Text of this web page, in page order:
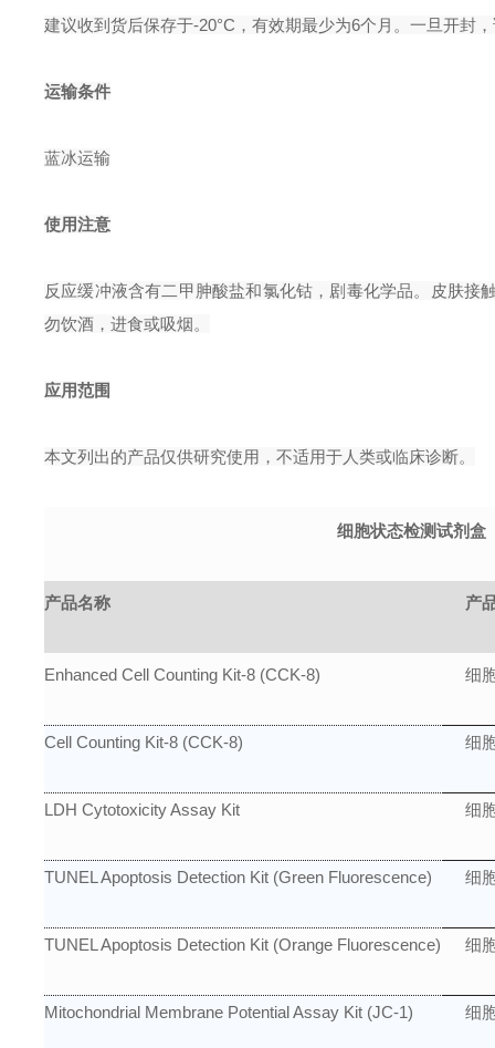
建议收到货后保存于-20°C，有效期最少为6个月。一旦开封
运输条件
蓝冰运输
使用注意
反应缓冲液含有二甲胂酸盐和氯化钴，剧毒化学品。皮肤
勿饮酒，进食或吸烟。
应用范围
本文列出的产品仅供研究使用，不适用于人类或临床诊断。
细胞状态检测试剂盒
产品名称 产
Enhanced Cell Counting Kit-8 (CCK-8) 细
Cell Counting Kit-8 (CCK-8) 细
LDH Cytotoxicity Assay Kit 细
TUNEL Apoptosis Detection Kit (Green Fluorescence) 细
TUNEL Apoptosis Detection Kit (Orange Fluorescence) 细
Mitochondrial Membrane Potential Assay Kit (JC-1) 细